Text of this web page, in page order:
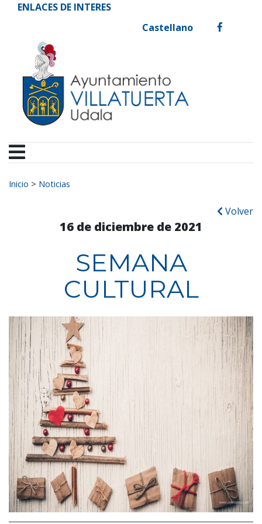
Ir al contenido
Ayuntamiento de
ENLACES DE INTERES
Castellano
facebook
Buscar:
Inicio > Noticias
Volver
16 de diciembre de 2021
SEMANA
CULTURAL